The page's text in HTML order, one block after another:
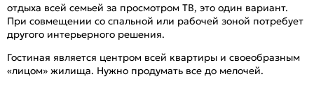
отдыха всей семьей за просмотром ТВ, это один вариант.
При совмещении со спальной или рабочей зоной потребует
другого интерьерного решения.
Гостиная является центром всей квартиры и своеобразным
«лицом» жилища. Нужно продумать все до мелочей.